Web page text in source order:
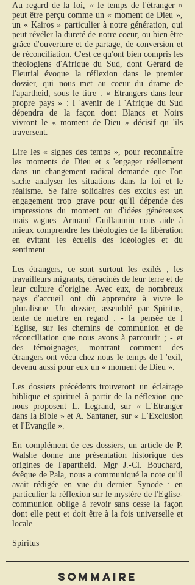
Au regard de la foi, « le temps de l'étranger »
peut être perçu comme un « moment de Dieu »,
un « Kairos » particulier à notre génération, qui
peut révéler la dureté de notre coeur, ou bien être
grâce d'ouverture et de partage, de conversion et
de réconciliation. C'est ce qu'ont bien compris les
théologiens d'Afrique du Sud, dont Gérard de
Fleurial évoque la réflexion dans le premier
dossier, qui nous met au coeur du drame de
l'apartheid, sous le titre : « Etrangers dans leur
propre pays » : l 'avenir de l 'Afrique du Sud
dépendra de la façon dont Blancs et Noirs
vivront le « moment de Dieu » décisif qu 'ils
traversent.
Lire les « signes des temps », pour reconnaÎtre
les moments de Dieu et s 'engager réellement
dans un changement radical demande que l'on
sache analyser les situations dans la foi et le
réalisme. Se faire solidaires des exclus est un
engagement trop grave pour qu'il dépende des
impressions du moment ou d'idées généreuses
mais vagues. Armand Guillaumin nous aide à
mieux comprendre les théologies de la libération
en évitant les écueils des idéologies et du
sentiment.
Les étrangers, ce sont surtout les exilés ; les
travailleurs migrants, déracinés de leur terre et de
leur culture d'origine. Avec eux, de nombreux
pays d'accueil ont dû apprendre à vivre le
pluralisme. Un dossier, assemblé par Spiritus,
tente de mettre en regard : - la pensée de l
'Eglise, sur les chemins de communion et de
réconciliation que nous avons à parcourir ; - et
des témoignages, montrant comment des
étrangers ont vécu chez nous le temps de l 'exil,
devenu aussi pour eux un « moment de Dieu ».
Les dossiers précédents trouveront un éclairage
biblique et spirituel à partir de la néflexion que
nous proposent L. Legrand, sur « L'Etranger
dans la Bible » et A. Santaner, sur « L'Exclusion
et l'Evangile ».
En complément de ces dossiers, un article de P.
Walshe donne une présentation historique des
origines de l'apartheid. Mgr J.-Cl. Bouchard,
évêque de Pala, nous a communiqué la note qu'il
avait rédigée en vue du dernier Synode : en
particulier la réflexion sur le mystère de l'Eglise-
communion oblige à revoir sans cesse la façon
dont elle peut et doit être à la fois universelle et
locale.
Spiritus
Sommaire